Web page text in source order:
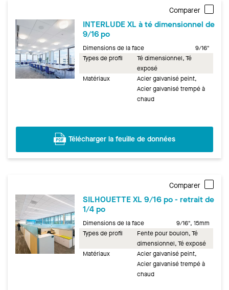
Comparer
INTERLUDE XL à té dimensionnel de
9/16 po
Dimensions de la face
9/16"
Types de profil
Té dimensionnel, Té
exposé
Matériaux
Acier galvanisé peint,
Acier galvanisé trempé à
chaud
Télécharger la feuille de données
Comparer
SILHOUETTE XL 9/16 po - retrait de
1/4 po
Dimensions de la face
9/16", 15mm
Types de profil
Fente pour boulon, Té
dimensionnel, Té exposé
Matériaux
Acier galvanisé peint,
Acier galvanisé trempé à
chaud